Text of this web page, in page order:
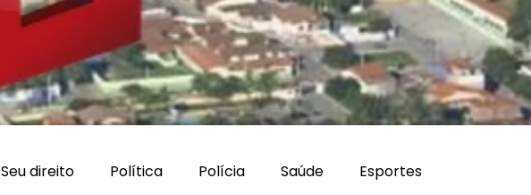
Seu direito Política Polícia Saúde Esportes